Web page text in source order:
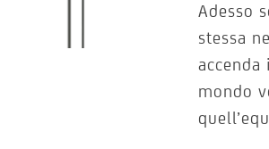
Adesso
stessa
mondo